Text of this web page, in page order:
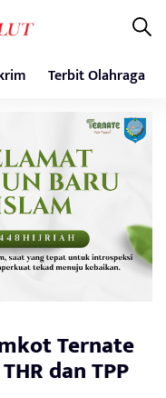
Terbit Olahraga
Ternate
dan TPP